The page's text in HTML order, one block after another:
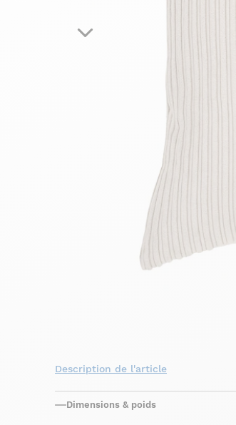
Description de l'article
Dimensions & poids